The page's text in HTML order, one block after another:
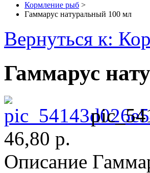
Кормление рыб >
Гаммарус натуральный 100 мл
Вернуться к:
Гаммарус
46,80 р.
Описание